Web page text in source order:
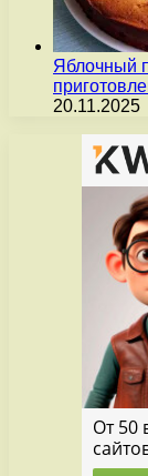
Яблочный
20.11.2025